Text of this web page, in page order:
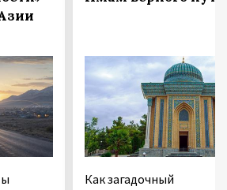
Как загадочный